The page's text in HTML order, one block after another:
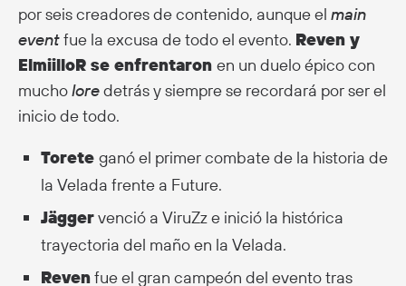
por seis creadores de contenido, aunque el main
eventfue la excusa de todo el evento. Reven y
ElmiilloR se enfrentaron en un duelo épico con
mucholoredetrás y siempre se recordará por ser el
inicio de todo.
Torete ganó el primer combate de la historia de
la Velada frente a Future.
Jäggervenció a ViruZz e inició la histórica
trayectoria del maño en la Velada.
Revenfue el gran campeón del evento tras